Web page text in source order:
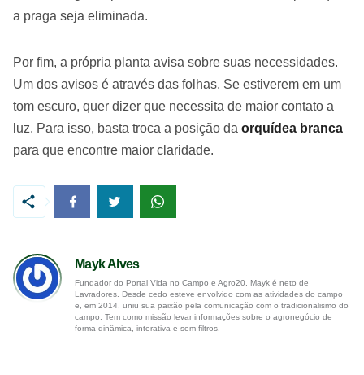
a praga seja eliminada.
Por fim, a própria planta avisa sobre suas necessidades.
Um dos avisos é através das folhas. Se estiverem em um
tom escuro, quer dizer que necessita de maior contato a
luz. Para isso, basta troca a posição da orquídea branca
para que encontre maior claridade.
Mayk Alves
Fundador do Portal Vida no Campo e Agro20, Mayk é neto de
Lavradores. Desde cedo esteve envolvido com as atividades do campo
e, em 2014, uniu sua paixão pela comunicação com o tradicionalismo do
campo. Tem como missão levar informações sobre o agronegócio de
forma dinâmica, interativa e sem filtros.